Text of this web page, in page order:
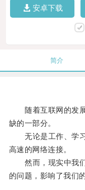
安卓下载
简介
随着互联网的发展
缺的一部分。
无论是工作、学习
高速的网络连接。
然而，现实中我们
的问题，影响了我们